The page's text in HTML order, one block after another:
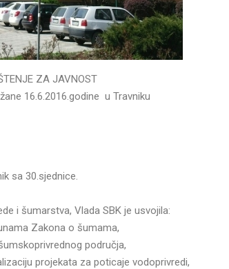
JAVNOST
u Travniku
sa 30.sjednice.
i šumarstva, Vlada SBK je usvojila:
Zakona o šumama,
područja,
projekata za poticaje vodoprivredi,